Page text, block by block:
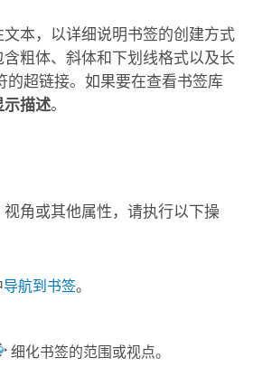
本，以详细说明书签的创建方式
粗体、斜体和下划线格式以及长
的超链接。如果要在查看书签库
示描述。
角或其他属性，请执行以下操
导航到书签。
细化书签的范围或视点。